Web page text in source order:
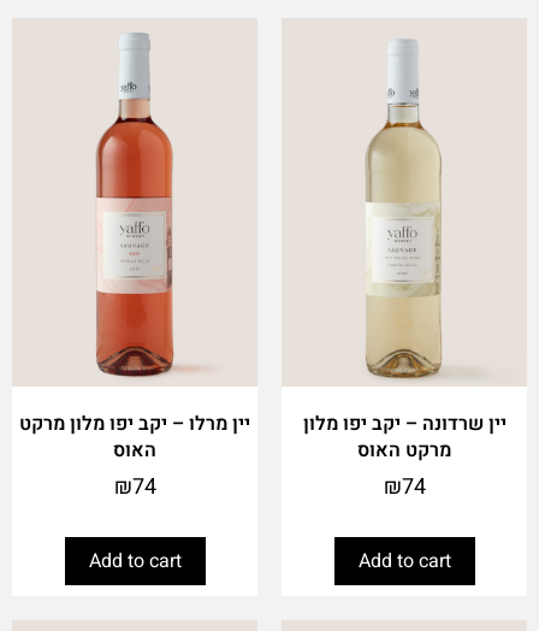
יין שרדונה – יקב יפו מלון
מרקט האוס
₪74
Add to cart
יין מרלו – יקב יפו מלון מרקט
האוס
₪74
Add to cart